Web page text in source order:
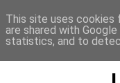
This site uses cookies
are shared with
statistics, and to